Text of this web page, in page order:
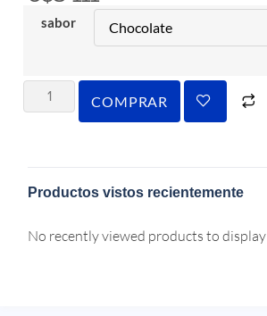
sabor
COMPRAR
Productos vistos recientemente
No recently viewed products to display